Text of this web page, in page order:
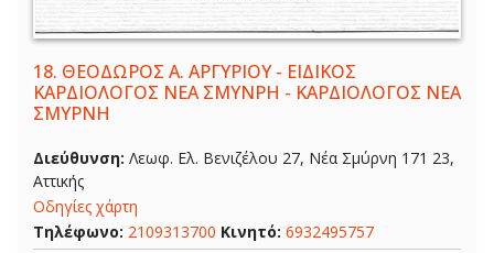
18. ΘΕΟΔΩΡΟΣ Α. ΑΡΓΥΡΙΟΥ - ΕΙΔΙΚΟΣ
ΚΑΡΔΙΟΛΟΓΟΣ ΝΕΑ ΣΜΥΝΡΗ - ΚΑΡΔΙΟΛΟΓΟΣ ΝΕΑ
ΣΜΥΡΝΗ
Διεύθυνση: Λεωφ. Ελ. Βενιζέλου 27, Νέα Σμύρνη 171 23,
Αττικής
Οδηγίες χάρτη
Τηλέφωνο: 2109313700 Κινητό: 6932495757